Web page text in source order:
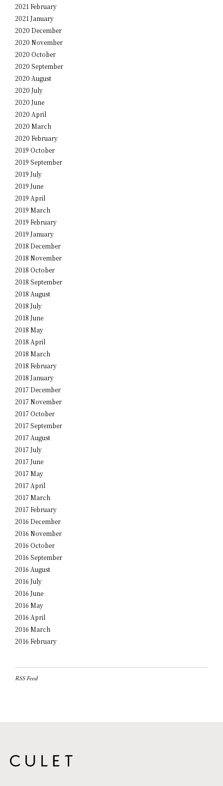
2021 February
2021 January
2020 December
2020 November
2020 October
2020 September
2020 August
2020 July
2020 June
2020 April
2020 March
2020 February
2019 October
2019 September
2019 July
2019 June
2019 April
2019 March
2019 February
2019 January
2018 December
2018 November
2018 October
2018 September
2018 August
2018 July
2018 June
2018 May
2018 April
2018 March
2018 February
2018 January
2017 December
2017 November
2017 October
2017 September
2017 August
2017 July
2017 June
2017 May
2017 April
2017 March
2017 February
2016 December
2016 November
2016 October
2016 September
2016 August
2016 July
2016 June
2016 May
2016 April
2016 March
2016 February
RSS Feed